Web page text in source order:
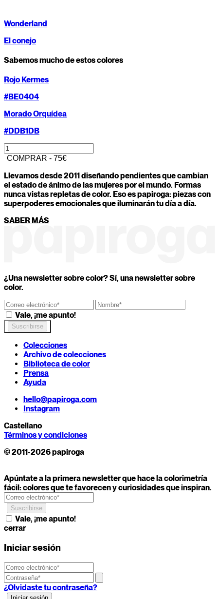
Wonderland
El conejo
Sabemos mucho de estos colores
Rojo Kermes
#BE0404
Morado Orquídea
#DDB1DB
COMPRAR - 75€
Tu color secreto es...
¿Cuál de estos objetos serías hoy?
Una taza imperfecta y con carácter
CONTINUAR
Llevamos desde 2011 diseñando pendientes que cambian
el estado de ánimo de las mujeres por el mundo. Formas
nunca vistas repletas de color. Eso es papiroga: piezas con
superpoderes emocionales que iluminarán tu día a día.
SABER MÁS
¿Una newsletter sobre color? Sí, una newsletter sobre
color.
Vale, ¡me apunto!
Colecciones
Archivo de colecciones
Biblioteca de color
Prensa
Ayuda
hello@papiroga.com
Instagram
Castellano
Términos y condiciones
© 2011-2026 papiroga
Apúntate a la primera newsletter que hace la colorimetría
fácil: colores que te favorecen y curiosidades que inspiran.
Vale, ¡me apunto!
cerrar
Iniciar sesión
¿Olvidaste tu contraseña?